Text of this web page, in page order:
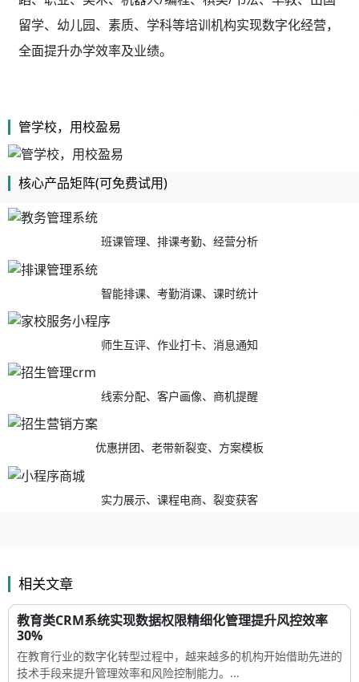
留学、幼儿园、素质、学科等培训机构实现数字化经营，
全面提升办学效率及业绩。
管学校，用校盈易
核心产品矩阵(可免费试用)
班课管理、排课考勤、经营分析
智能排课、考勤消课、课时统计
师生互评、作业打卡、消息通知
线索分配、客户画像、商机提醒
优惠拼团、老带新裂变、方案模板
实力展示、课程电商、裂变获客
相关文章
教育类CRM系统实现数据权限精细化管理提升风控效率
30%
在教育行业的数字化转型过程中，越来越多的机构开始借助先进的
技术手段来提升管理效率和风险控制能力。...